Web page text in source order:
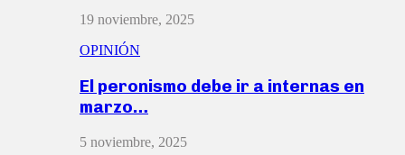
19 noviembre, 2025
OPINIÓN
El peronismo debe ir a internas en
marzo…
5 noviembre, 2025